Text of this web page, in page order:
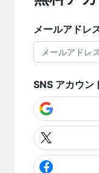
メールアドレ
SNS アカウン